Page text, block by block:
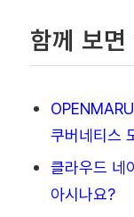
함께 보면
쿠버네티스
클라우드 네
아시나요?